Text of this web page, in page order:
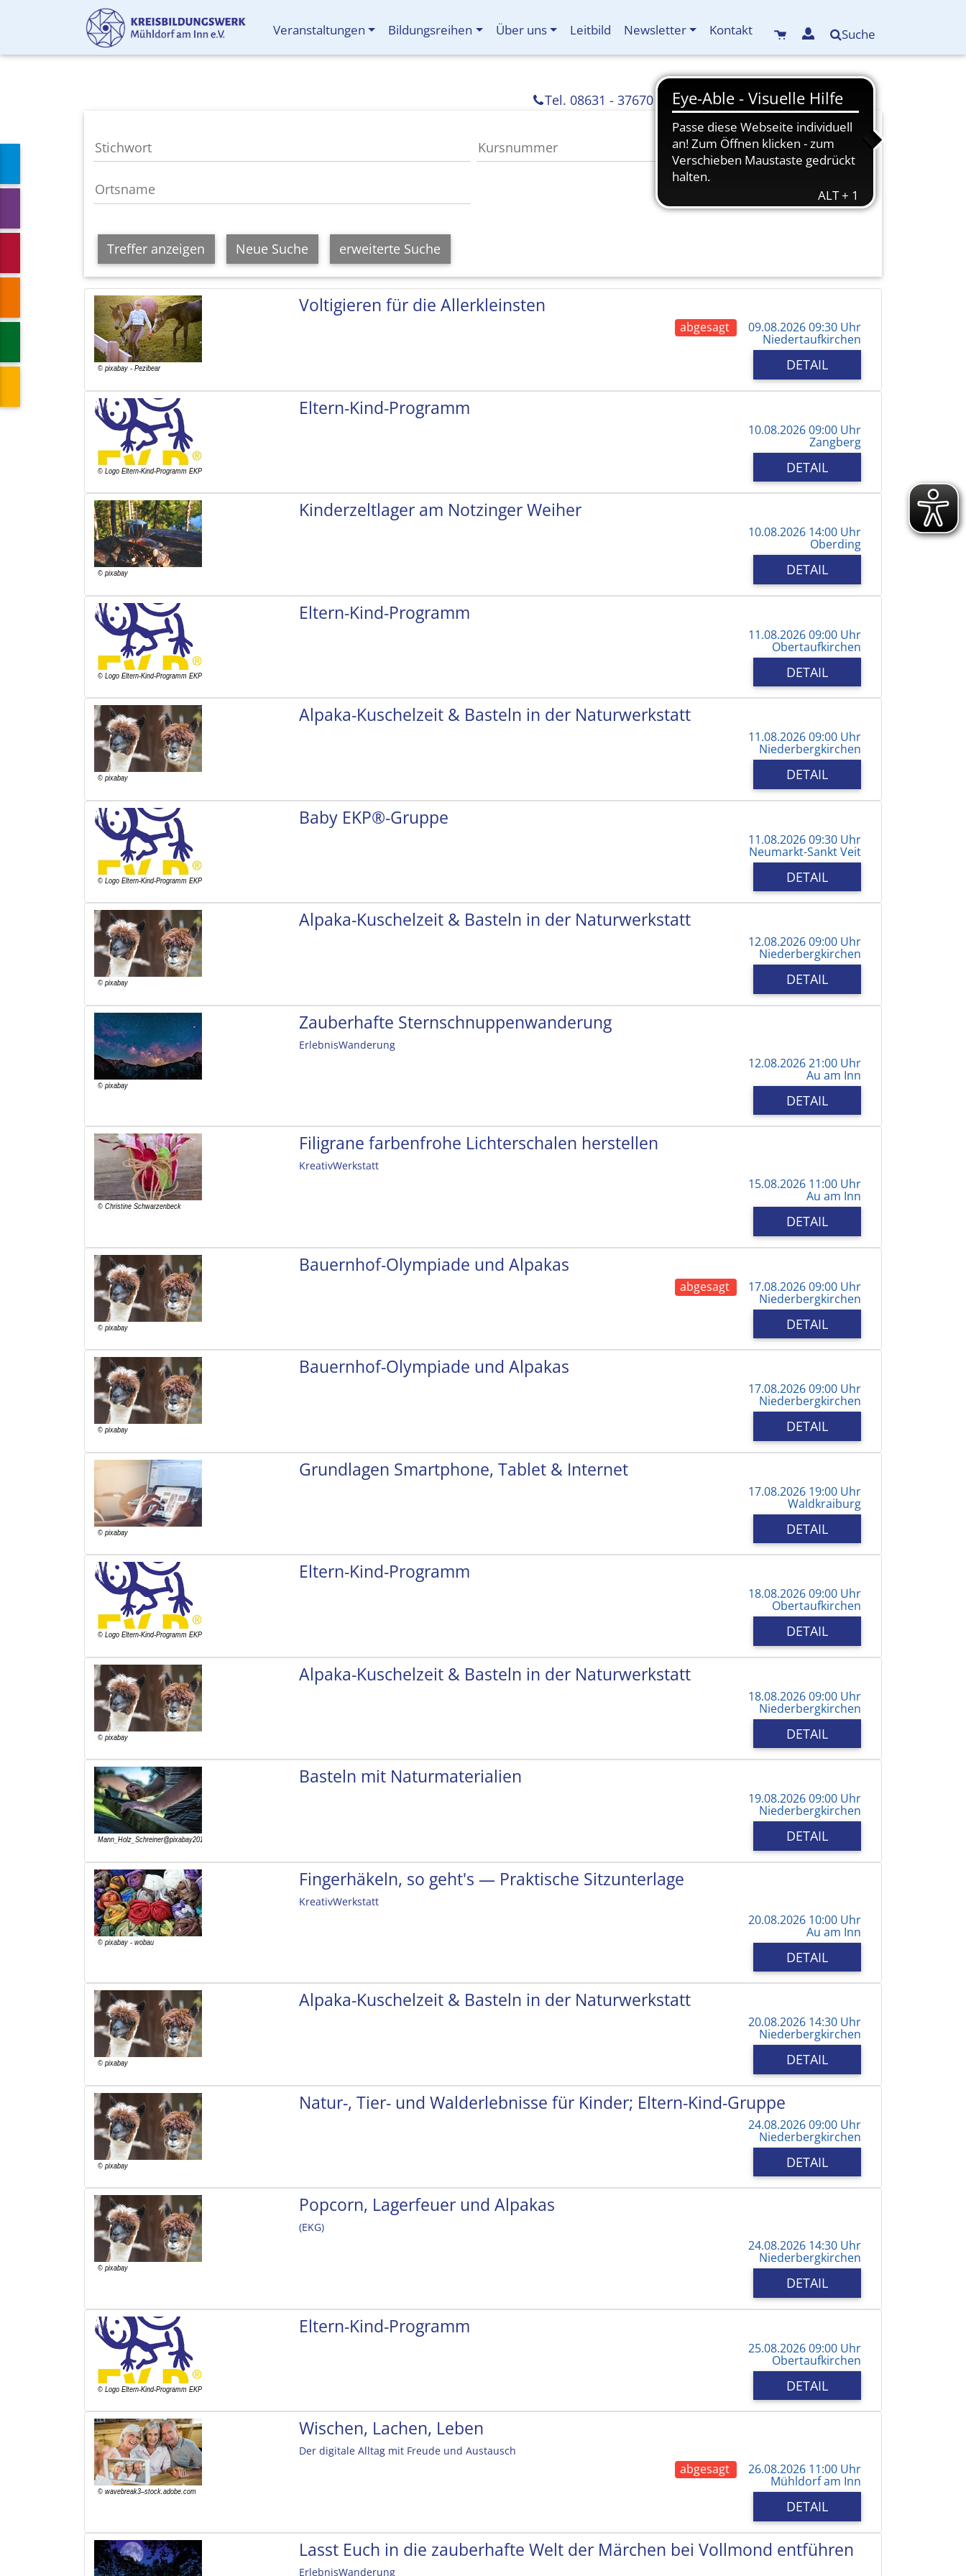
Veranstaltungen Bildungsreihen Über uns Leitbild Newsletter Kontakt Suche
info(at)kreisbildungswerk-mdf.de
Tel. 08631 - 37670
Treffer anzeigen Neue Suche erweiterte Suche
Voltigieren für die Allerkleinsten
abgesagt 09.08.2026 09:30 Uhr
Niedertaufkirchen
DETAIL
Eltern-Kind-Programm
10.08.2026 09:00 Uhr
Zangberg
DETAIL
Kinderzeltlager am Notzinger Weiher
10.08.2026 14:00 Uhr
Oberding
DETAIL
Eltern-Kind-Programm
11.08.2026 09:00 Uhr
Obertaufkirchen
DETAIL
Alpaka-Kuschelzeit & Basteln in der Naturwerkstatt
11.08.2026 09:00 Uhr
Niederbergkirchen
DETAIL
Baby EKP®-Gruppe
11.08.2026 09:30 Uhr
Neumarkt-Sankt Veit
DETAIL
Alpaka-Kuschelzeit & Basteln in der Naturwerkstatt
12.08.2026 09:00 Uhr
Niederbergkirchen
DETAIL
Zauberhafte Sternschnuppenwanderung
ErlebnisWanderung
12.08.2026 21:00 Uhr
Au am Inn
DETAIL
Filigrane farbenfrohe Lichterschalen herstellen
KreativWerkstatt
15.08.2026 11:00 Uhr
Au am Inn
DETAIL
Bauernhof-Olympiade und Alpakas
abgesagt 17.08.2026 09:00 Uhr
Niederbergkirchen
DETAIL
Bauernhof-Olympiade und Alpakas
17.08.2026 09:00 Uhr
Niederbergkirchen
DETAIL
Grundlagen Smartphone, Tablet & Internet
17.08.2026 19:00 Uhr
Waldkraiburg
DETAIL
Eltern-Kind-Programm
18.08.2026 09:00 Uhr
Obertaufkirchen
DETAIL
Alpaka-Kuschelzeit & Basteln in der Naturwerkstatt
18.08.2026 09:00 Uhr
Niederbergkirchen
DETAIL
Basteln mit Naturmaterialien
19.08.2026 09:00 Uhr
Niederbergkirchen
DETAIL
Fingerhäkeln, so geht's — Praktische Sitzunterlage
KreativWerkstatt
20.08.2026 10:00 Uhr
Au am Inn
DETAIL
Alpaka-Kuschelzeit & Basteln in der Naturwerkstatt
20.08.2026 14:30 Uhr
Niederbergkirchen
DETAIL
Natur-, Tier- und Walderlebnisse für Kinder; Eltern-Kind-Gruppe
24.08.2026 09:00 Uhr
Niederbergkirchen
DETAIL
Popcorn, Lagerfeuer und Alpakas
(EKG)
24.08.2026 14:30 Uhr
Niederbergkirchen
DETAIL
Eltern-Kind-Programm
25.08.2026 09:00 Uhr
Obertaufkirchen
DETAIL
Wischen, Lachen, Leben
Der digitale Alltag mit Freude und Austausch
abgesagt 26.08.2026 11:00 Uhr
Mühldorf am Inn
DETAIL
Lasst Euch in die zauberhafte Welt der Märchen bei Vollmond entführen
ErlebnisWanderung